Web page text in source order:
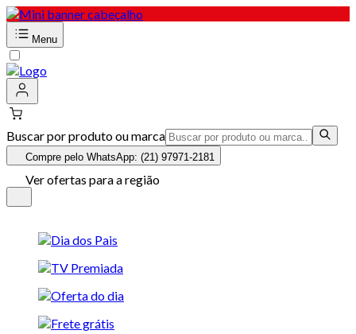
Menu
Buscar por produto ou marca
Compre pelo WhatsApp: (21) 97971-2181
Ver ofertas para a região